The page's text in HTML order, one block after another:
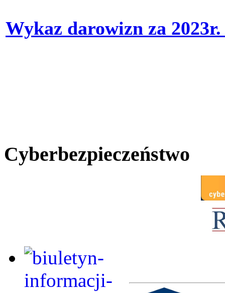
Wykaz darowizn za
Cyberbezpieczeństwo